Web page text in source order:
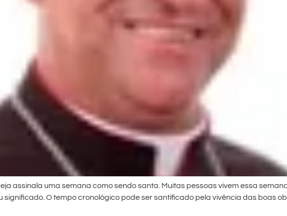
assinala uma semana como sendo santa. Muitas pessoas vivem essa
significado. O tempo cronológico pode ser santificado pela vivência das boas